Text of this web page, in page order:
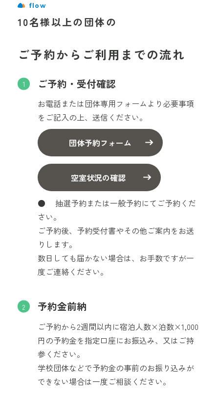
flow
10名様以上の団体の
ご予約からご利用までの流れ
ご予約・受付確認
お電話または団体専用フォームより必要事項
をご記入の上、送信ください。
団体予約フォーム
空室状況の確認
● 抽選予約または一般予約にてご予約くだ
さい。
ご予約後、予約受付書やその他ご案内をお送
りします。
数日しても届かない場合は、お手数ですが一
度ご連絡ください。
予約金前納
ご予約から2週間以内に宿泊人数×泊数×1,000
円の予約金を指定口座にお振込み、又はご持
参ください。
学校団体などで予約金の事前のお振り込みが
できない場合は一度ご相談ください。